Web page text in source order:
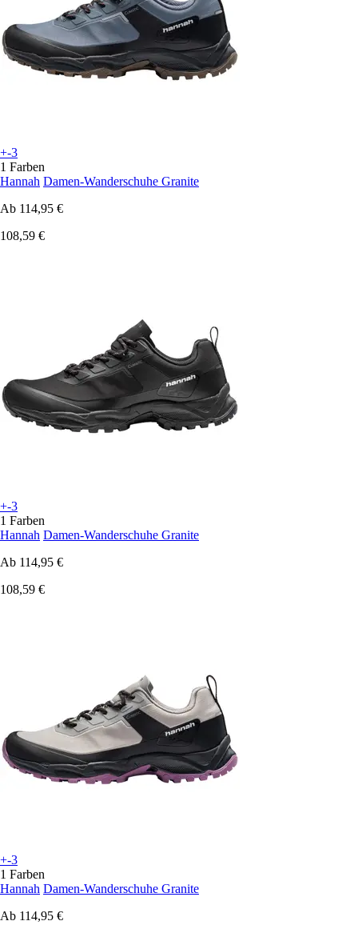
+-3
1 Farben
Hannah Damen-Wanderschuhe Granite
Ab 114,95 €
108,59 €
+-3
1 Farben
Hannah Damen-Wanderschuhe Granite
Ab 114,95 €
108,59 €
+-3
1 Farben
Hannah Damen-Wanderschuhe Granite
Ab 114,95 €